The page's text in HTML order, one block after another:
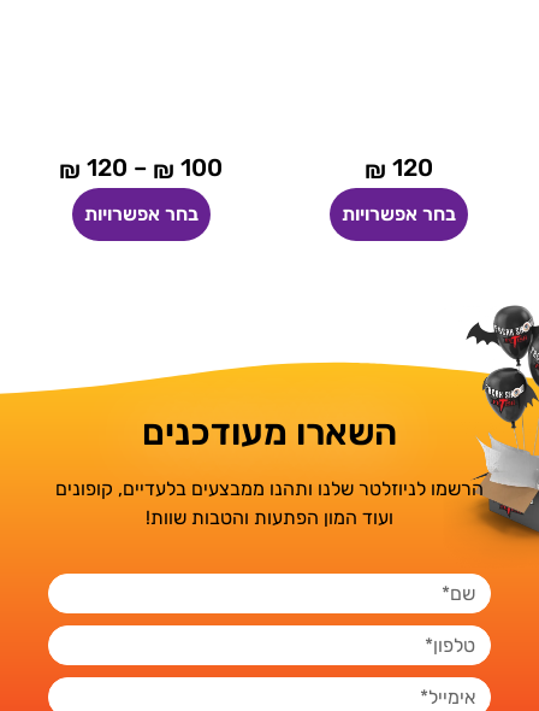
120
₪
בחר אפשרויות
100
₪
–
120
₪
בחר אפשרויות
השארו מעודכנים
הרשמו לניוזלטר שלנו ותהנו ממבצעים בלעדיים, קופונים
ועוד המון הפתעות והטבות שוות!